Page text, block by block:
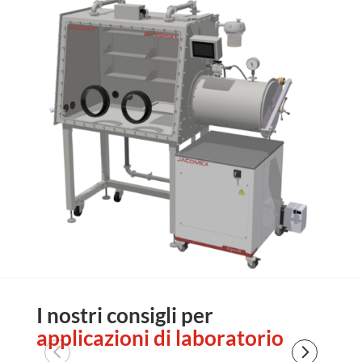
I nostri consigli per
applicazioni di laboratorio